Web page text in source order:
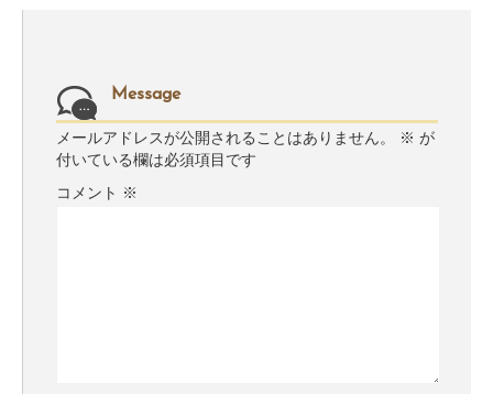
Message
メールアドレスが公開されることはありません。 ※ が
付いている欄は必須項目です
コメント ※